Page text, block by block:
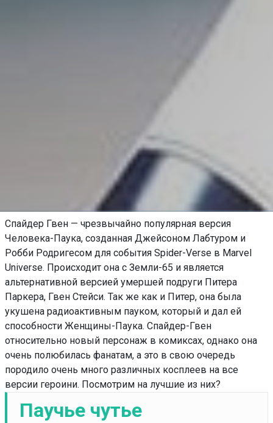
Спайдер Гвен — чрезвычайно популярная версия
Человека-Паука, созданная Джейсоном Лабтуром и
Робби Родригесом для события Spider-Verse в Marvel
Universe. Происходит она с Земли-65 и является
альтернативной версией умершей подруги Питера
Паркера, Гвен Стейси. Так же как и Питер, она была
укушена радиоактивным пауком, который и дал ей
способности Женщины-Паука. Спайдер-Гвен
относительно новый персонаж в комиксах, однако она
очень полюбилась фанатам, а это в свою очередь
породило очень много различных косплеев на все
версии героини. Посмотрим на лучшие из них?
Паучье чутье